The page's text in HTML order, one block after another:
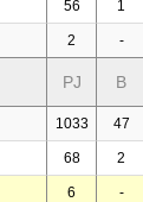
56 1
2 -
PJ B
1033 47
68 2
6 -